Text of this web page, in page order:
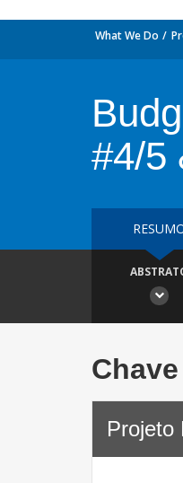
What We Do
#4/5
Projeto